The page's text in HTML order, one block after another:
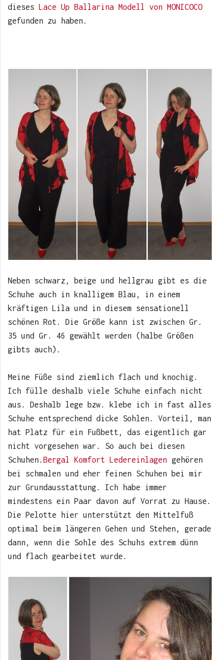
dieses Lace Up Ballarina Modell von MONICOCO
gefunden zu haben.
Neben schwarz, beige und hellgrau gibt es die
Schuhe auch in knalligem Blau, in einem
kräftigen Lila und in diesem sensationell
schönen Rot. Die Größe kann ist zwischen Gr.
35 und Gr. 46 gewählt werden (halbe Größen
gibts auch).
Meine Füße sind ziemlich flach und knochig.
Ich fülle deshalb viele Schuhe einfach nicht
aus. Deshalb lege bzw. klebe ich in fast alles
Schuhe entsprechend dicke Sohlen. Vorteil, man
hat Platz für ein Fußbett, das eigentlich gar
nicht vorgesehen war. So auch bei diesen
Schuhen. Bergal Komfort Ledereinlagen gehören
bei schmalen und eher feinen Schuhen bei mir
zur Grundausstattung. Ich habe immer
mindestens ein Paar davon auf Vorrat zu Hause.
Die Pelotte hier unterstützt den Mittelfuß
optimal beim längeren Gehen und Stehen, gerade
dann, wenn die Sohle des Schuhs extrem dünn
und flach gearbeitet wurde.